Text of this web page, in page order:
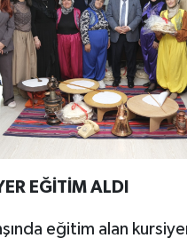
EĞİTİM ALDI
eğitim alan